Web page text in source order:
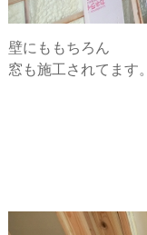
壁にももちろん
窓も施工されてます。